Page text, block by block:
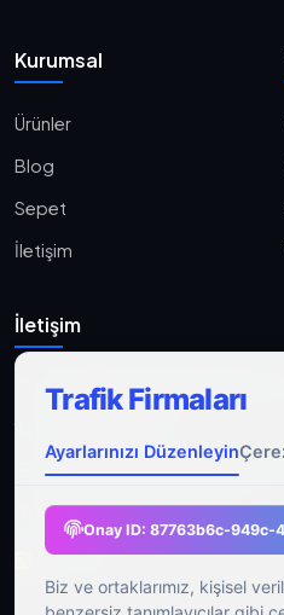
Kurumsal
Ürünler
Blog
Sepet
İletişim
İletişim
Aşağı Eğlence, Fener Yolu
Pzt-Cmt: 09:00 - 21:00
RSS Feed
Trafik Firmaları
Ayarlarınızı Düzenleyin
Onay ID: 87763b6c-949c-
Biz ve ortaklarımız, kişisel